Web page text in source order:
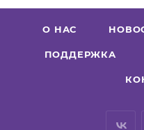
О НАС
ПОДДЕРЖКА